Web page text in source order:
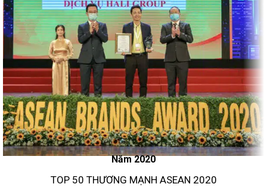
Năm 2020
TOP 50 THƯƠNG MẠNH ASEAN 2020